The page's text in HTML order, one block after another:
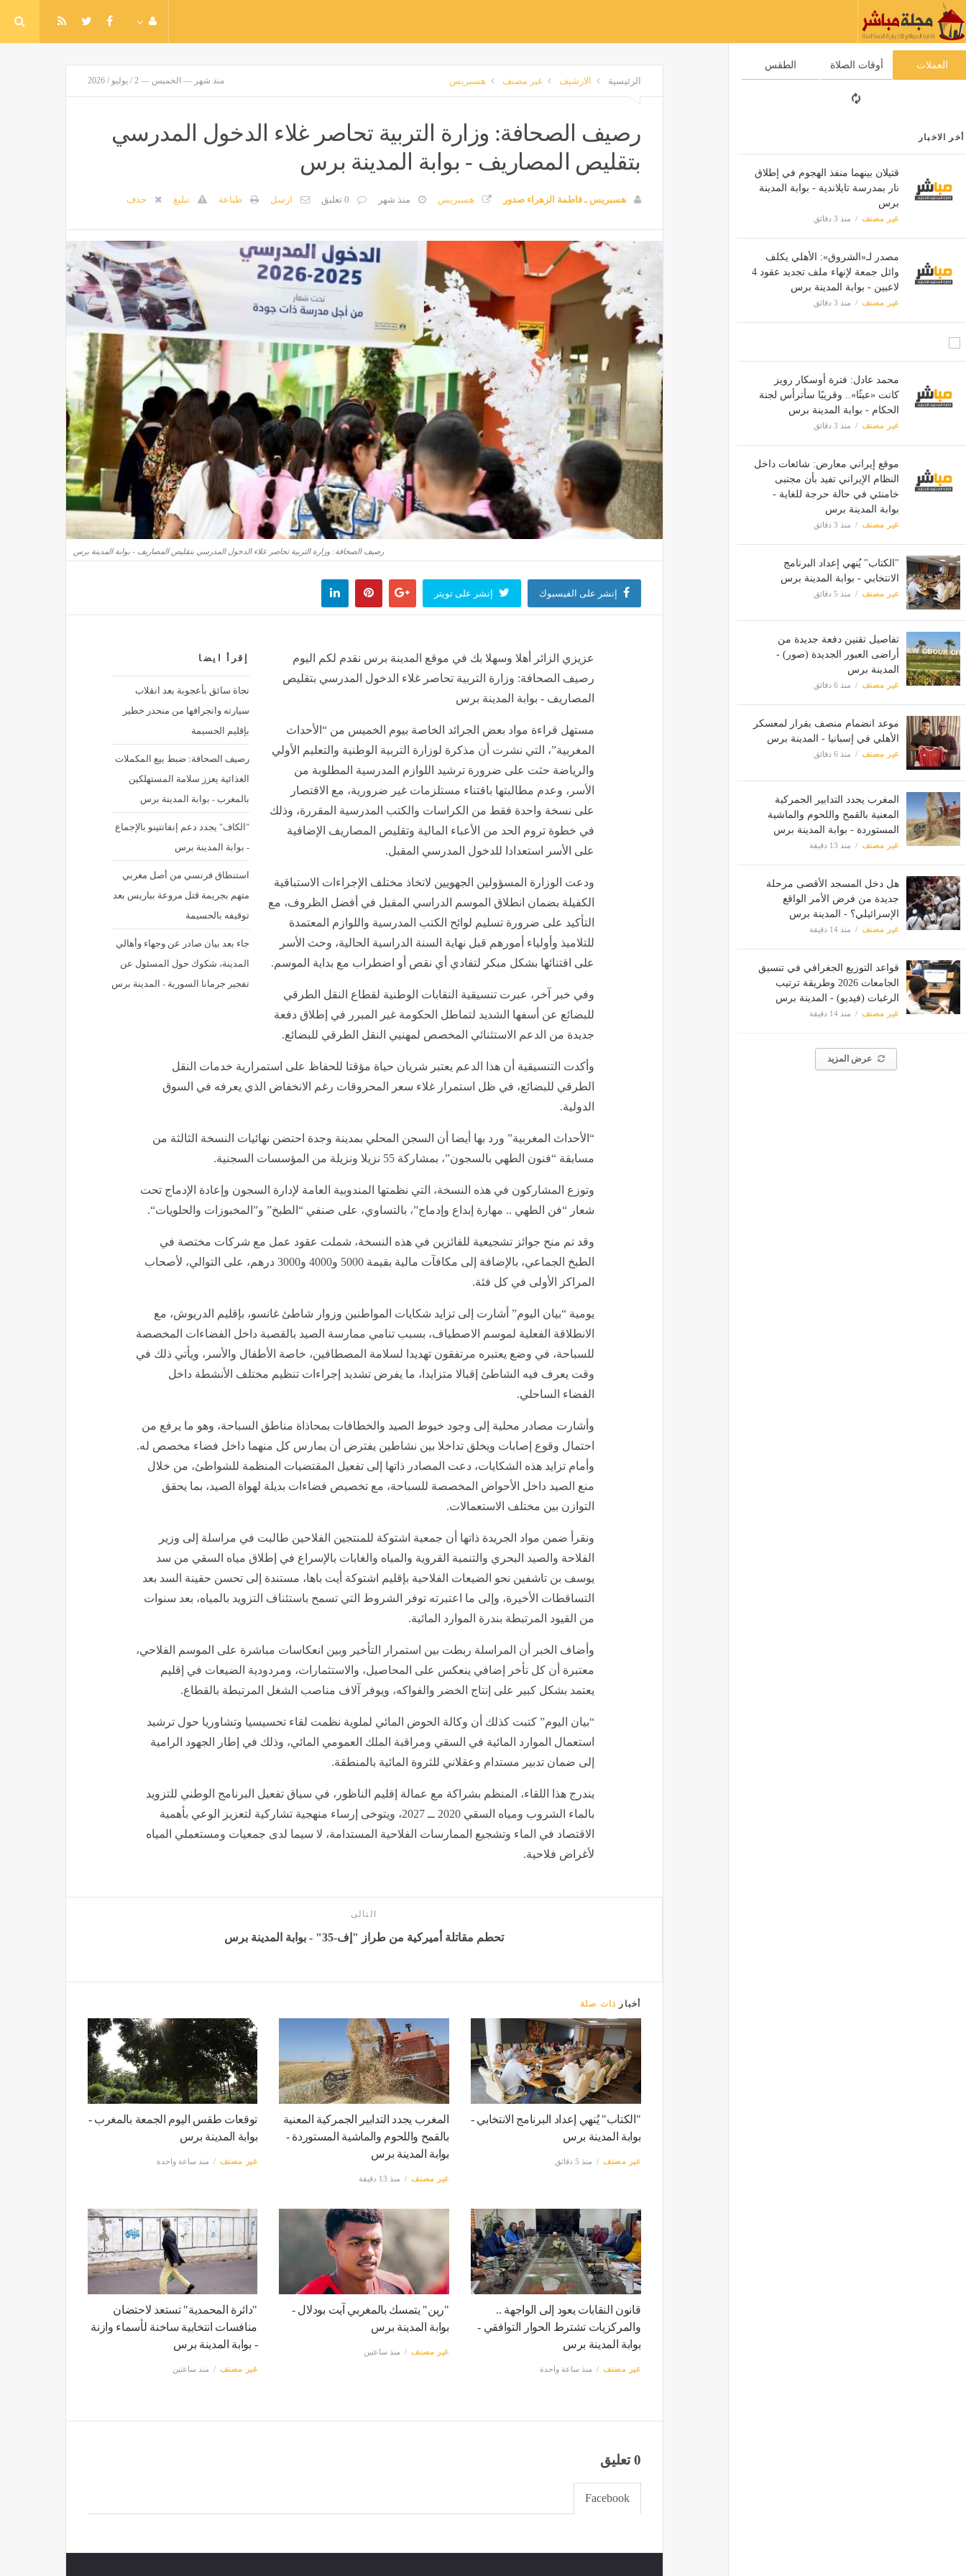
العملات أوقات الصلاة الطقس
أخر الاخبار
قتيلان بينهما منفذ الهجوم في إطلاق
نار بمدرسة تايلاندية - بوابة المدينة
برس
غير مصنف منذ 3 دقائق
مصدر لـ«الشروق»: الأهلي يكلف
وائل جمعة لإنهاء ملف تجديد عقود 4
لاعبين - بوابة المدينة برس
غير مصنف منذ 3 دقائق
محمد عادل: فترة أوسكار رويز
كانت «عبثًا».. وقريبًا سأترأس لجنة
الحكام - بوابة المدينة برس
غير مصنف منذ 3 دقائق
موقع إيراني معارض: شائعات داخل
النظام الإيراني تفيد بأن مجتبى
خامنئي في حالة حرجة للغاية -
بوابة المدينة برس
غير مصنف منذ 3 دقائق
"الكتاب" يُنهي إعداد البرنامج
الانتخابي - بوابة المدينة برس
غير مصنف منذ 5 دقائق
تفاصيل تقنين دفعة جديدة من
أراضى العبور الجديدة (صور) -
المدينة برس
غير مصنف منذ 6 دقائق
موعد انضمام منصف بقرار لمعسكر
الأهلي في إسبانيا - المدينة برس
غير مصنف منذ 6 دقائق
المغرب يجدد التدابير الجمركية
المعنية بالقمح واللحوم والماشية
المستوردة - بوابة المدينة برس
غير مصنف منذ 13 دقيقة
هل دخل المسجد الأقصى مرحلة
جديدة من فرض الأمر الواقع
الإسرائيلي؟ - المدينة برس
غير مصنف منذ 14 دقيقة
قواعد التوزيع الجغرافي في تنسيق
الجامعات 2026 وطريقة ترتيب
الرغبات (فيديو) - المدينة برس
غير مصنف منذ 14 دقيقة
عرض المزيد
الرئيسية الارشيف غير مصنف هسبريس منذ شهر — الخميس — 2 / يوليو / 2026
رصيف الصحافة: وزارة التربية تحاصر غلاء الدخول المدرسي
بتقليص المصاريف - بوابة المدينة برس
هسبريس ـ فاطمة الزهراء صدور هسبريس منذ شهر 0 تعليق ارسل طباعة تبليغ حذف
رصيف الصحافة: وزارة التربية تحاصر غلاء الدخول المدرسي بتقليص المصاريف - بوابة المدينة برس
إنشر على الفيسبوك إنشر على تويتر
إقرأ ايضا
نجاة سائق بأعجوبة بعد انقلاب
سيارته وانجرافها من منحدر خطير
بإقليم الحسيمة
رصيف الصحافة: ضبط بيع المكملات
الغذائية يعزز سلامة المستهلكين
بالمغرب - بوابة المدينة برس
"الكاف" يجدد دعم إنفانتينو بالإجماع
- بوابة المدينة برس
استنطاق فرنسي من أصل مغربي
متهم بجريمة قتل مروعة بباريس بعد
توقيفه بالحسيمة
جاء بعد بيان صادر عن وجهاء وأهالي
المدينة، شكوك حول المسئول عن
تفجير جرمانا السورية - المدينة برس
عزيزي الزائر أهلا وسهلا بك في موقع المدينة برس نقدم لكم اليوم
رصيف الصحافة: وزارة التربية تحاصر غلاء الدخول المدرسي بتقليص
المصاريف - بوابة المدينة برس
مستهل قراءة مواد بعض الجرائد الخاصة بيوم الخميس من “الأحداث
المغربية”، التي نشرت أن مذكرة لوزارة التربية الوطنية والتعليم الأولي
والرياضة حثت على ضرورة ترشيد اللوازم المدرسية المطلوبة من
الأسر، وعدم مطالبتها باقتناء مستلزمات غير ضرورية، مع الاقتصار
على نسخة واحدة فقط من الكراسات والكتب المدرسية المقررة، وذلك
في خطوة تروم الحد من الأعباء المالية وتقليص المصاريف الإضافية
على الأسر استعدادا للدخول المدرسي المقبل.
ودعت الوزارة المسؤولين الجهويين لاتخاذ مختلف الإجراءات الاستباقية
الكفيلة بضمان انطلاق الموسم الدراسي المقبل في أفضل الظروف، مع
التأكيد على ضرورة تسليم لوائح الكتب المدرسية واللوازم المعتمدة
للتلاميذ وأولياء أمورهم قبل نهاية السنة الدراسية الحالية، وحث الأسر
على اقتنائها بشكل مبكر لتفادي أي نقص أو اضطراب مع بداية الموسم.
وفي خبر آخر، عبرت تنسيقية النقابات الوطنية لقطاع النقل الطرقي
للبضائع عن أسفها الشديد لتماطل الحكومة غير المبرر في إطلاق دفعة
جديدة من الدعم الاستثنائي المخصص لمهنيي النقل الطرقي للبضائع.
وأكدت التنسيقية أن هذا الدعم يعتبر شريان حياة مؤقتا للحفاظ على استمرارية خدمات النقل
الطرقي للبضائع، في ظل استمرار غلاء سعر المحروقات رغم الانخفاض الذي يعرفه في السوق
الدولية.
“الأحداث المغربية” ورد بها أيضا أن السجن المحلي بمدينة وجدة احتضن نهائيات النسخة الثالثة من
مسابقة “فنون الطهي بالسجون”، بمشاركة 55 نزيلا ونزيلة من المؤسسات السجنية.
وتوزع المشاركون في هذه النسخة، التي نظمتها المندوبية العامة لإدارة السجون وإعادة الإدماج تحت
شعار “فن الطهي .. مهارة إبداع وإدماج”، بالتساوي، على صنفي “الطبخ” و”المخبوزات والحلويات“.
وقد تم منح جوائز تشجيعية للفائزين في هذه النسخة، شملت عقود عمل مع شركات مختصة في
الطبخ الجماعي، بالإضافة إلى مكافآت مالية بقيمة 5000 و4000 و3000 درهم، على التوالي، لأصحاب
المراكز الأولى في كل فئة.
يومية “بيان اليوم” أشارت إلى تزايد شكايات المواطنين وزوار شاطئ غانسو، بإقليم الدريوش، مع
الانطلاقة الفعلية لموسم الاصطياف، بسبب تنامي ممارسة الصيد بالقصبة داخل الفضاءات المخصصة
للسباحة، في وضع يعتبره مرتفقون تهديدا لسلامة المصطافين، خاصة الأطفال والأسر، ويأتي ذلك في
وقت يعرف فيه الشاطئ إقبالا متزايدا، ما يفرض تشديد إجراءات تنظيم مختلف الأنشطة داخل
الفضاء الساحلي.
وأشارت مصادر محلية إلى وجود خيوط الصيد والخطافات بمحاذاة مناطق السباحة، وهو ما يرفع من
احتمال وقوع إصابات ويخلق تداخلا بين نشاطين يفترض أن يمارس كل منهما داخل فضاء مخصص له.
وأمام تزايد هذه الشكايات، دعت المصادر ذاتها إلى تفعيل المقتضيات المنظمة للشواطئ، من خلال
منع الصيد داخل الأحواض المخصصة للسباحة، مع تخصيص فضاءات بديلة لهواة الصيد، بما يحقق
التوازن بين مختلف الاستعمالات.
ونقرأ ضمن مواد الجريدة ذاتها أن جمعية اشتوكة للمنتجين الفلاحين طالبت في مراسلة إلى وزير
الفلاحة والصيد البحري والتنمية القروية والمياه والغابات بالإسراع في إطلاق مياه السقي من سد
يوسف بن تاشفين نحو الضيعات الفلاحية بإقليم اشتوكة أيت باها، مستندة إلى تحسن حقينة السد بعد
التساقطات الأخيرة، وإلى ما اعتبرته توفر الشروط التي تسمح باستئناف التزويد بالمياه، بعد سنوات
من القيود المرتبطة بندرة الموارد المائية.
وأضاف الخبر أن المراسلة ربطت بين استمرار التأخير وبين انعكاسات مباشرة على الموسم الفلاحي،
معتبرة أن كل تأخر إضافي ينعكس على المحاصيل، والاستثمارات، ومردودية الضيعات في إقليم
يعتمد بشكل كبير على إنتاج الخضر والفواكه، ويوفر آلاف مناصب الشغل المرتبطة بالقطاع.
“بيان اليوم” كتبت كذلك أن وكالة الحوض المائي لملوية نظمت لقاء تحسيسيا وتشاوريا حول ترشيد
استعمال الموارد المائية في السقي ومراقبة الملك العمومي المائي، وذلك في إطار الجهود الرامية
إلى ضمان تدبير مستدام وعقلاني للثروة المائية بالمنطقة.
يندرج هذا اللقاء، المنظم بشراكة مع عمالة إقليم الناظور، في سياق تفعيل البرنامج الوطني للتزويد
بالماء الشروب ومياه السقي 2020 ــ 2027، ويتوخى إرساء منهجية تشاركية لتعزيز الوعي بأهمية
الاقتصاد في الماء وتشجيع الممارسات الفلاحية المستدامة، لا سيما لدى جمعيات ومستعملي المياه
لأغراض فلاحية.
التالى
تحطم مقاتلة أميركية من طراز "إف-35" - بوابة المدينة برس
أخبار ذات صلة
"الكتاب" يُنهي إعداد البرنامج الانتخابي -
بوابة المدينة برس
غير مصنف منذ 5 دقائق
المغرب يجدد التدابير الجمركية المعنية
بالقمح واللحوم والماشية المستوردة -
بوابة المدينة برس
غير مصنف منذ 13 دقيقة
توقعات طقس اليوم الجمعة بالمغرب -
بوابة المدينة برس
غير مصنف منذ ساعة واحدة
قانون النقابات يعود إلى الواجهة ..
والمركزيات تشترط الحوار التوافقي -
بوابة المدينة برس
غير مصنف منذ ساعة واحدة
"رين" يتمسك بالمغربي آيت بودلال -
بوابة المدينة برس
غير مصنف منذ ساعتين
"دائرة المحمدية" تستعد لاحتضان
منافسات انتخابية ساخنة لأسماء وازنة
- بوابة المدينة برس
غير مصنف منذ ساعتين
0 تعليق
Facebook